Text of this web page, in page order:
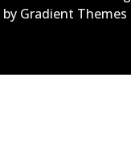
Gradient